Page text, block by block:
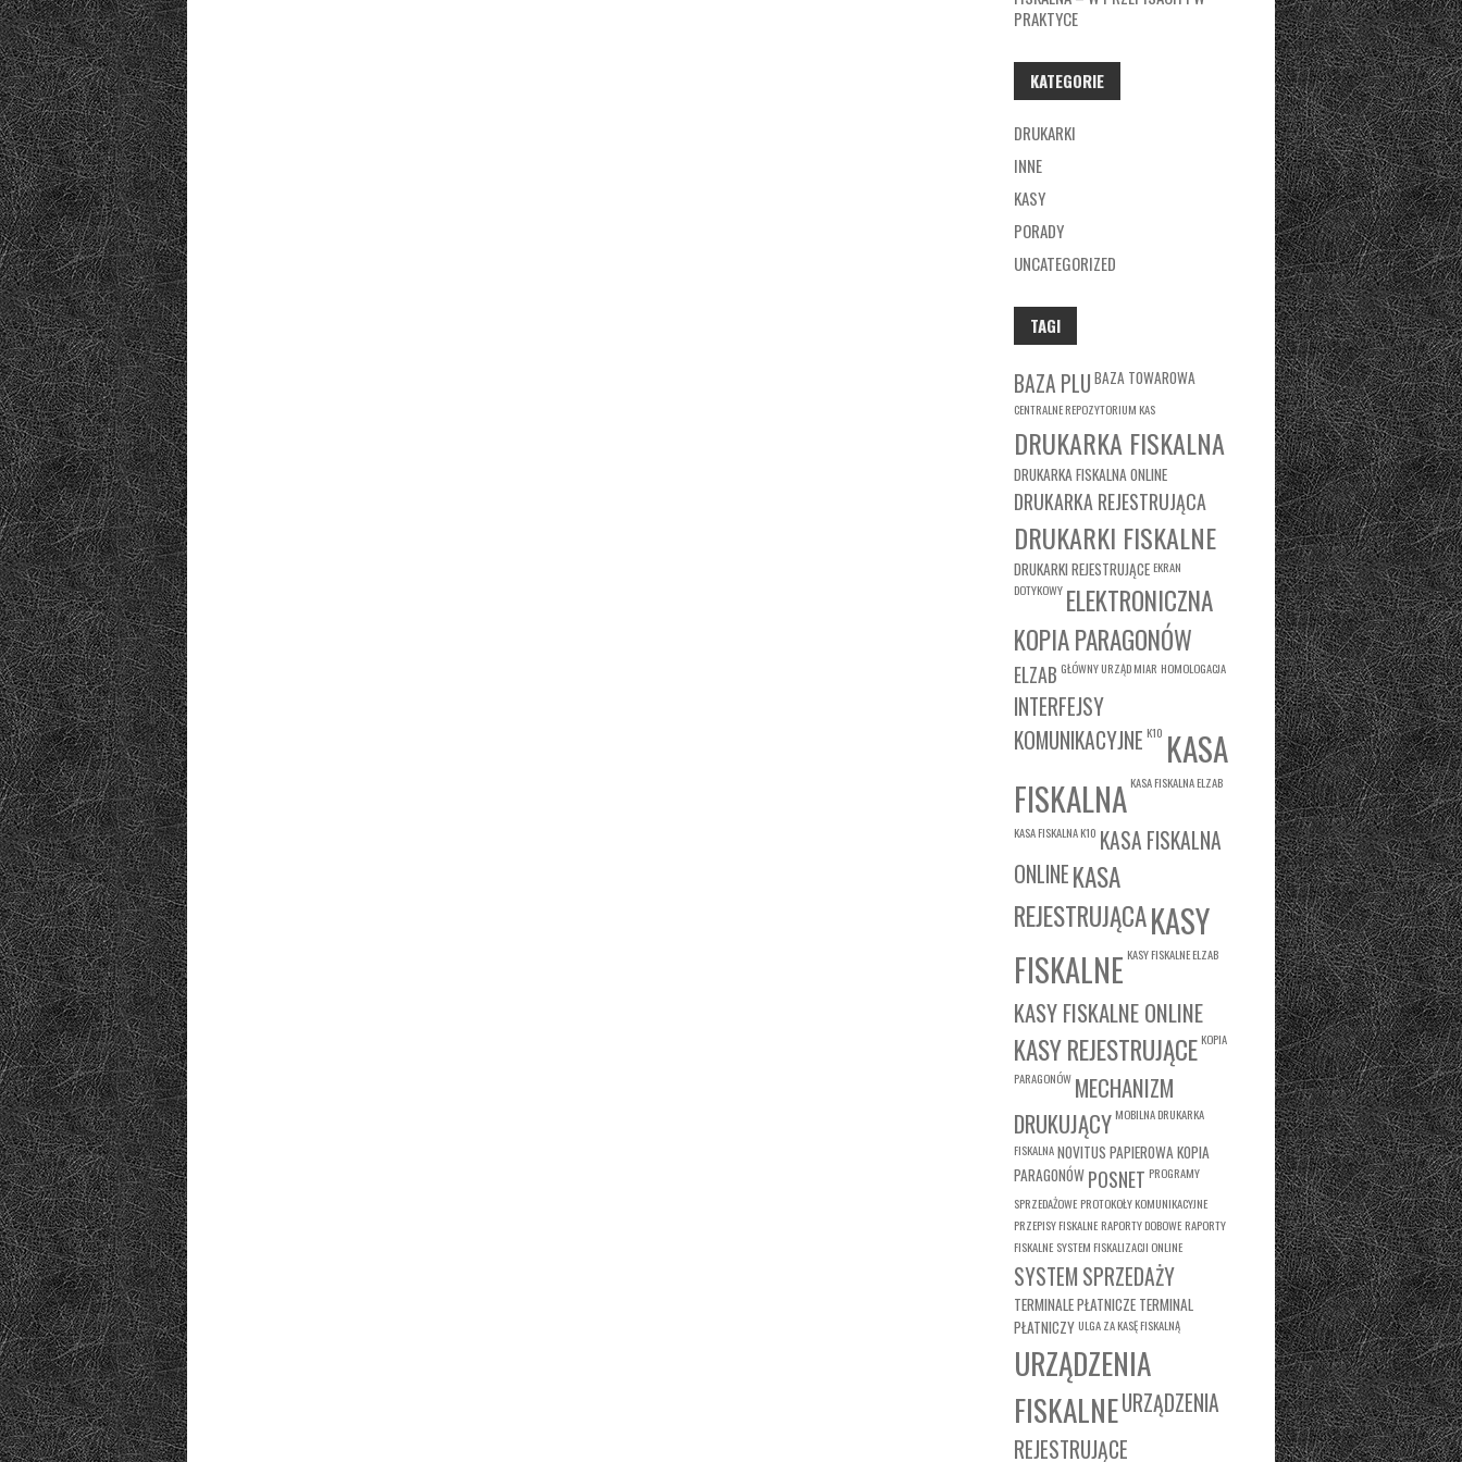
PRAKTYCE
KATEGORIE
DRUKARKI
INNE
KASY
PORADY
UNCATEGORIZED
TAGI
BAZA PLU BAZA TOWAROWA
CENTRALNE REPOZYTORIUM KAS
DRUKARKA FISKALNA
DRUKARKA FISKALNA ONLINE
DRUKARKA REJESTRUJĄCA
DRUKARKI FISKALNE
DRUKARKI REJESTRUJĄCE EKRAN
DOTYKOWY ELEKTRONICZNA
KOPIA PARAGONÓW
ELZAB GŁÓWNY URZĄD MIAR HOMOLOGACJA
INTERFEJSY
KOMUNIKACYJNE K10 KASA
FISKALNA KASA FISKALNA ELZAB
KASA FISKALNA K10 KASA FISKALNA
ONLINEKASA
REJESTRUJĄCAKASY
FISKALNE KASY FISKALNE ELZAB
KASY FISKALNE ONLINE
KASY REJESTRUJĄCE KOPIA
PARAGONÓW MECHANIZM
DRUKUJĄCY MOBILNA DRUKARKA
FISKALNANOVITUS PAPIEROWA KOPIA
PARAGONÓW POSNET PROGRAMY
SPRZEDAŻOWE PROTOKOŁY KOMUNIKACYJNE
PRZEPISY FISKALNE RAPORTY DOBOWE RAPORTY
FISKALNE SYSTEM FISKALIZACJI ONLINE
SYSTEM SPRZEDAŻY
TERMINALE PŁATNICZE TERMINAL
PŁATNICZY ULGA ZA KASĘ FISKALNĄ
URZĄDZENIA
FISKALNEURZĄDZENIA
REJESTRUJĄCE